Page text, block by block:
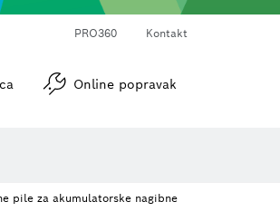
PRO360 Kontakt
Online popravak
pile za akumulatorske nagibne